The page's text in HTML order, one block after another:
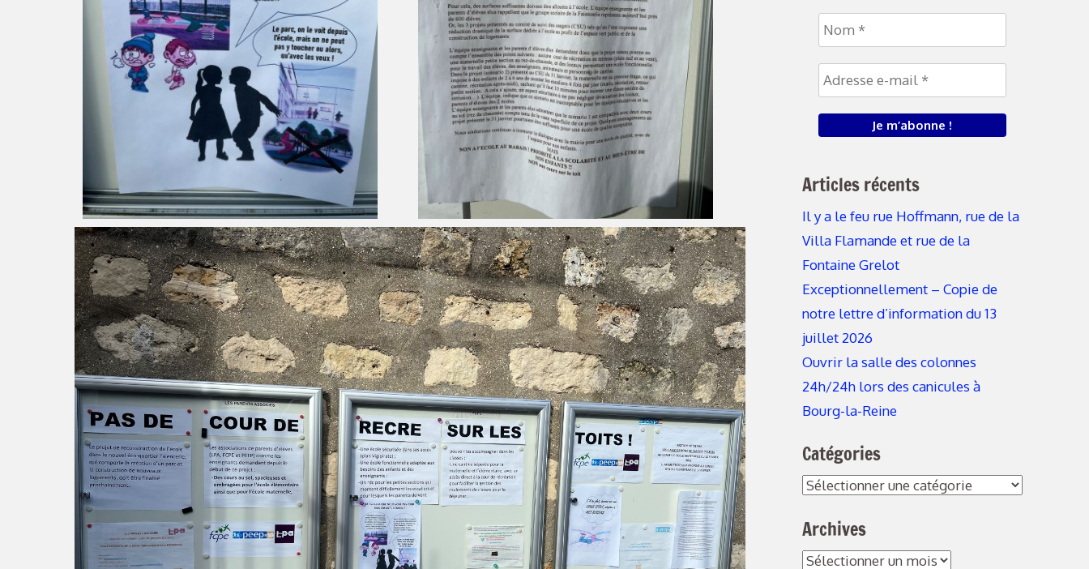
Articles récents
Il y a le feu rue Hoffmann, rue de la
Villa Flamande et rue de la
Fontaine Grelot
Exceptionnellement – Copie de
notre lettre d’information du 13
juillet 2026
Ouvrir la salle des colonnes
24h/24h lors des canicules à
Bourg-la-Reine
Catégories
Archives